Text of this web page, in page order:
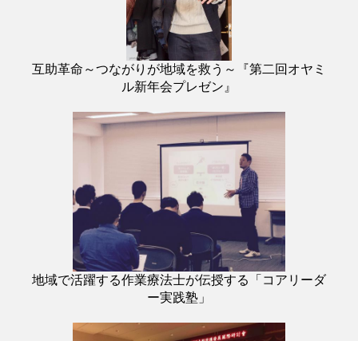
互助革命～つながりが地域を救う～『第二回オヤミ
ル新年会プレゼン』
地域で活躍する作業療法士が伝授する「コアリーダ
ー実践塾」